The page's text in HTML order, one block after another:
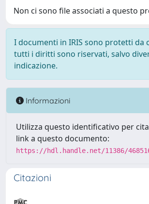
Non ci sono file associati a questo
I documenti in IRIS sono protetti da
tutti i diritti sono riservati, salvo
indicazione.
Informazioni
Utilizza questo identificativo per
link a questo documento:
https://hdl.handle.net/11386/
Citazioni